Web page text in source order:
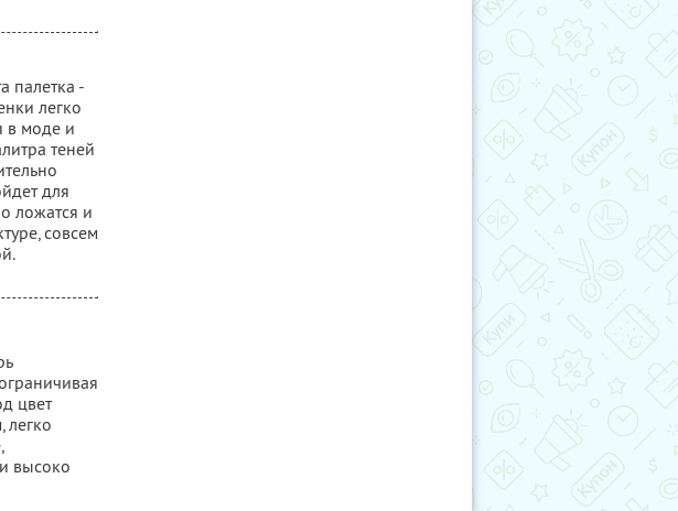
палетка -
легко
в моде и
теней
для
ложатся и
совсем
цвет
высоко